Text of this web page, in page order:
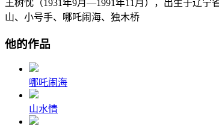
王树忱（1931年9月—1991年11月），出生于辽
山、小号手、哪吒闹海、独木桥
他的作品
哪吒闹海
山水情